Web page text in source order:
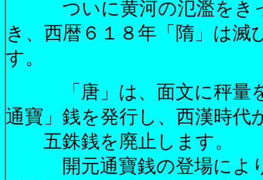
ついに黄河の氾濫をきっ
き、西暦６１８年「隋」は滅
す。
「唐」は、面文に秤量を
通寶」銭を発行し、西漢時代
五銖銭を廃止します。
開元通寶銭の登場により